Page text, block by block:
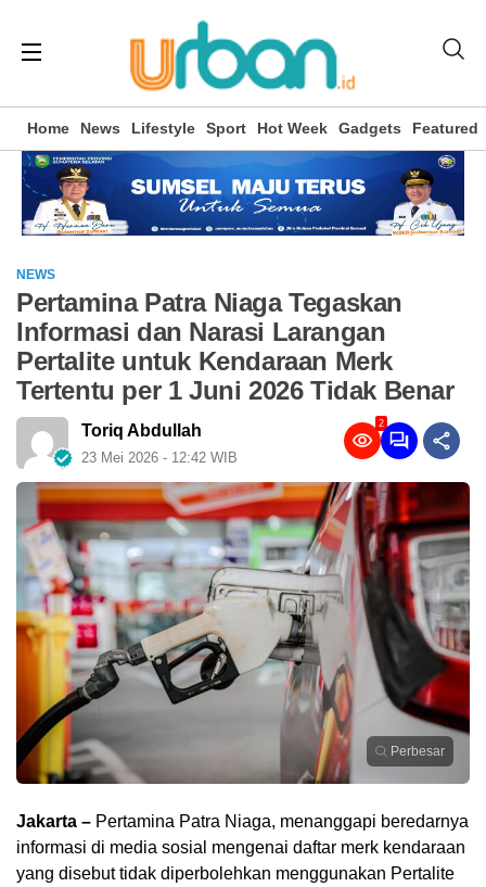
Home News Lifestyle Sport Hot Week Gadgets Featured
NEWS
Pertamina Patra Niaga Tegaskan
Informasi dan Narasi Larangan
Pertalite untuk Kendaraan Merk
Tertentu per 1 Juni 2026 Tidak Benar
Toriq Abdullah
23 Mei 2026 - 12:42 WIB
2
Perbesar
Jakarta – Pertamina Patra Niaga, menanggapi beredarnya
informasi di media sosial mengenai daftar merk kendaraan
yang disebut tidak diperbolehkan menggunakan Pertalite